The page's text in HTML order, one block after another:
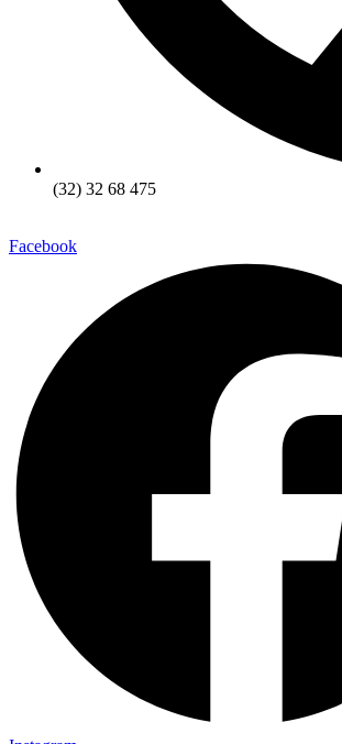
(32) 32 68 475
Facebook